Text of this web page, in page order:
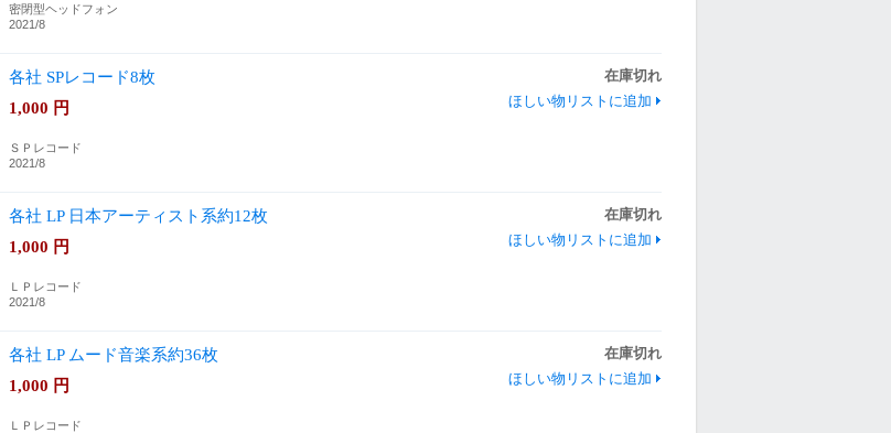
密閉型ヘッドフォン
2021/8
各社 SPレコード8枚
在庫切れ
ほしい物リストに追加
1,000 円
ＳＰレコード
2021/8
各社 LP 日本アーティスト系約12枚
在庫切れ
ほしい物リストに追加
1,000 円
ＬＰレコード
2021/8
各社 LP ムード音楽系約36枚
在庫切れ
ほしい物リストに追加
1,000 円
ＬＰレコード